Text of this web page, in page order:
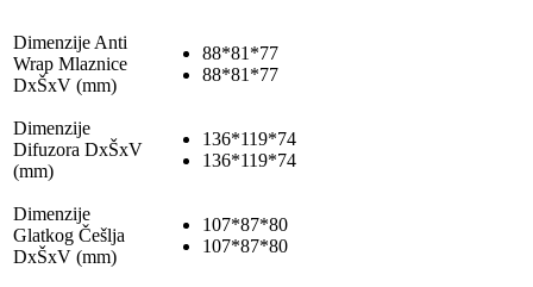
Dimenzije Anti
Wrap Mlaznice
DxŠxV (mm)
88*81*77
88*81*77
Dimenzije
Difuzora DxŠxV
(mm)
136*119*74
136*119*74
Dimenzije
Glatkog Češlja
DxŠxV (mm)
107*87*80
107*87*80